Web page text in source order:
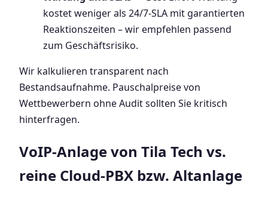
kostet weniger als 24/7-SLA mit garantierten
Reaktionszeiten – wir empfehlen passend
zum Geschäftsrisiko.
Wir kalkulieren transparent nach
Bestandsaufnahme. Pauschalpreise von
Wettbewerbern ohne Audit sollten Sie kritisch
hinterfragen.
VoIP-Anlage von Tila Tech vs.
reine Cloud-PBX bzw. Altanlage